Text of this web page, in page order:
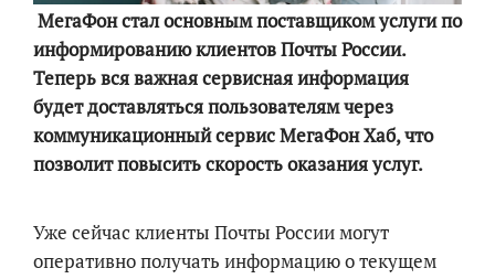
МегаФон стал основным поставщиком услуги по
информированию клиентов Почты России.
Теперь вся важная сервисная информация
будет доставляться пользователям через
коммуникационный сервис МегаФон Хаб, что
позволит повысить скорость оказания услуг.
Уже сейчас клиенты Почты России могут
оперативно получать информацию о текущем